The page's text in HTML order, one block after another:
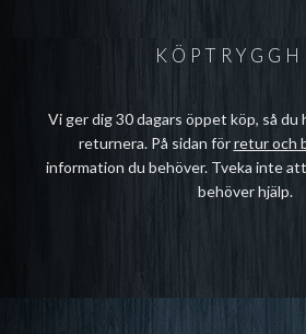
Vi ger dig 30 dagars öppet köp, så du
returnera. På sidan förretur och
information du behöver. Tveka inte att
behöver hjälp.